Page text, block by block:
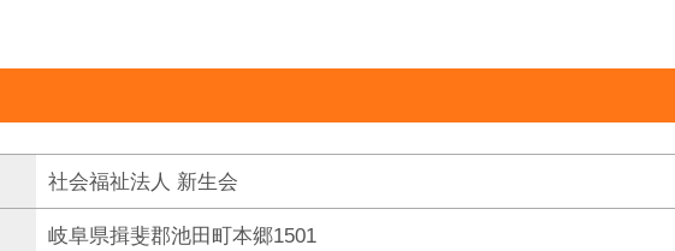
社会福祉法人 新生会
岐阜県揖斐郡池田町本郷1501